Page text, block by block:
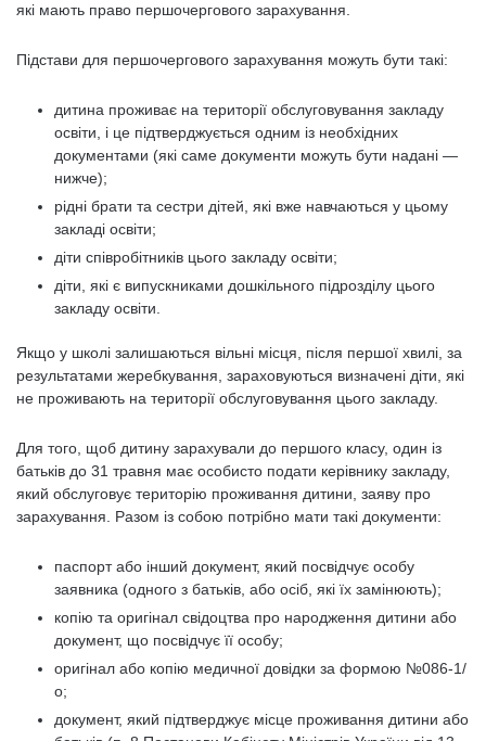
які мають право першочергового зарахування.
Підстави для першочергового зарахування можуть бути такі:
дитина проживає на території обслуговування закладу
освіти, і це підтверджується одним із необхідних
документами (які саме документи можуть бути надані —
нижче);
рідні брати та сестри дітей, які вже навчаються у цьому
закладі освіти;
діти співробітників цього закладу освіти;
діти, які є випускниками дошкільного підрозділу цього
закладу освіти.
Якщо у школі залишаються вільні місця, після першої хвилі, за
результатами жеребкування, зараховуються визначені діти, які
не проживають на території обслуговування цього закладу.
Для того, щоб дитину зарахували до першого класу, один із
батьків до 31 травня має особисто подати керівнику закладу,
який обслуговує територію проживання дитини, заяву про
зарахування. Разом із собою потрібно мати такі документи:
паспорт або інший документ, який посвідчує особу
заявника (одного з батьків, або осіб, які їх замінюють);
копію та оригінал свідоцтва про народження дитини або
документ, що посвідчує її особу;
оригінал або копію медичної довідки за формою №086-1/
о;
документ, який підтверджує місце проживання дитини або